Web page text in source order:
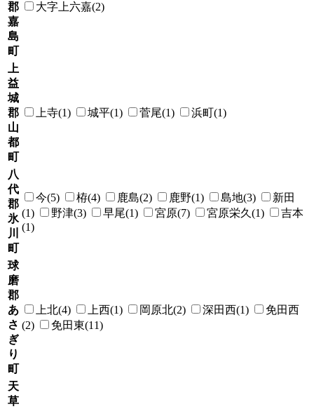
郡
嘉
島
町
大字上六嘉(2)
上
益
城
郡
山
都
町
上寺(1) 城平(1) 菅尾(1) 浜町(1)
八
代
郡
氷
川
町
今(5) 栫(4) 鹿島(2) 鹿野(1) 島地(3)
新田
(1)
野津(3) 早尾(1) 宮原(7) 宮原栄久(1)
吉本
(1)
球
磨
郡
あ
さ
ぎ
り
町
上北(4) 上西(1) 岡原北(2) 深田西(1)
免田西
(2)
免田東(11)
天
草